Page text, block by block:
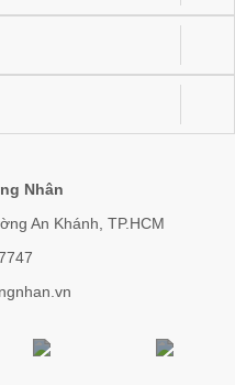
Nhân
An Khánh, TP.HCM